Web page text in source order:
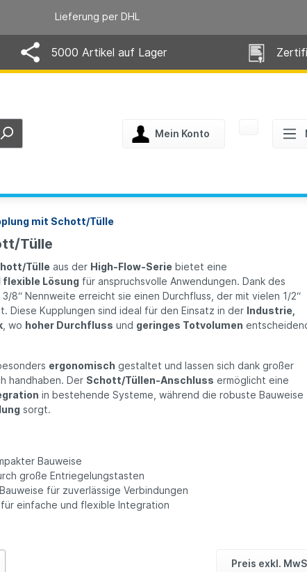
Lieferung per DHL
5000 Artikel auf Lager
Mein Konto
mit Schott/Tülle
Tülle
Tülle aus der High-Flow-Serie bietet eine
Lösung für anspruchsvolle Anwendungen. Dank des
3/8“ Nennweite erreicht sie einen Durchfluss, der mit vielen 1/2“
Diese Kupplungen sind ideal für den Einsatz in der Industrie,
, wo hoher Durchfluss und geringes Totvolumen
ergonomisch gestaltet und lassen sich dank großer
handhaben. Der Schott/Tüllen-Anschluss ermöglicht eine
in bestehende Systeme, während die robuste Bauweise
sorgt.
Bauweise
große Entriegelungstasten
für zuverlässige Verbindungen
einfache und flexible Integration
Preis exkl.